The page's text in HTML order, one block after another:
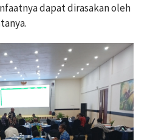
dapat dirasakan oleh